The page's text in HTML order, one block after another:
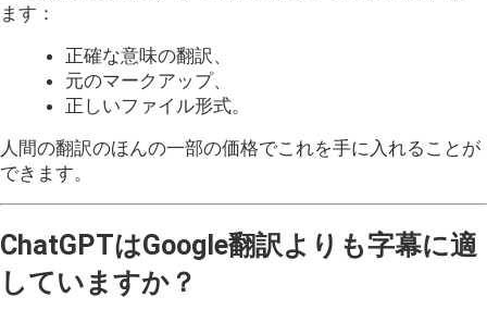
ます：
正確な意味の翻訳、
元のマークアップ、
正しいファイル形式。
人間の翻訳のほんの一部の価格でこれを手に入れることが
できます。
ChatGPTはGoogle翻訳よりも字幕に適
していますか？